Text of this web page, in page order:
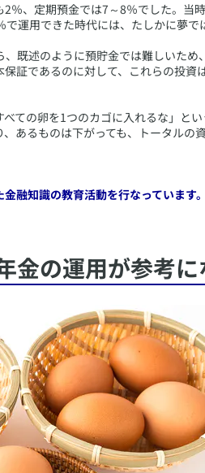
％、定期預金では7～8％でした。当
運用できた時代には、たしかに夢で
既述のように預貯金では難しいため
証であるのに対して、これらの投資
ての卵を1つのカゴに入れるな」と
あるものは下がっても、トータルの
融知識の教育活動を行なっています
金の運用が参考に